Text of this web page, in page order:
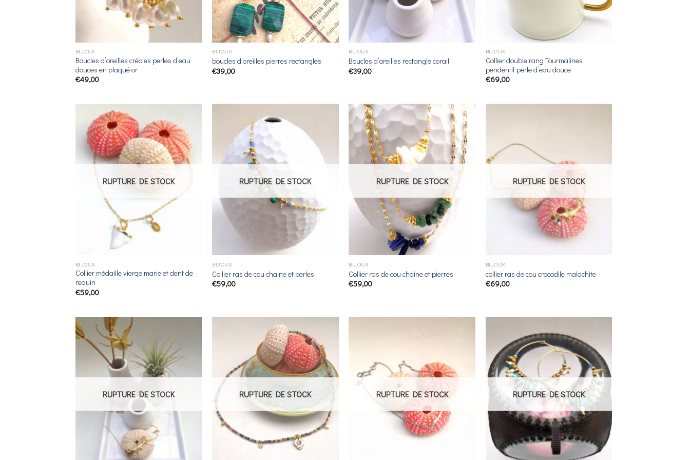
BIJOUX
Boucles d’oreilles créoles perles d’eau
douces en plaqué or
€49,00
BIJOUX
boucles d’oreilles pierres rectangles
€39,00
BIJOUX
Boucles d’oreilles rectangle corail
€39,00
BIJOUX
Collier double rang Tourmalines
pendentif perle d’eau douce
€69,00
Ajouter
à la
liste de
souhaits
RUPTURE DE STOCK
BIJOUX
Collier médaille vierge marie et dent de
requin
€59,00
liste de
souhaits
RUPTURE DE STOCK
BIJOUX
Collier ras de cou chaine et perles
€59,00
Ajouter
à la
liste de
souhaits
RUPTURE DE STOCK
BIJOUX
Collier ras de cou chaine et pierres
€59,00
RUPTURE DE STOCK
BIJOUX
collier ras de cou crocodile malachite
€69,00
à la
liste de
RUPTURE DE STOCK
Ajouter
à la
liste de
souhaits
RUPTURE DE STOCK
souhaits
RUPTURE DE STOCK
Ajouter
à la
liste de
souhaits
RUPTURE DE STOCK